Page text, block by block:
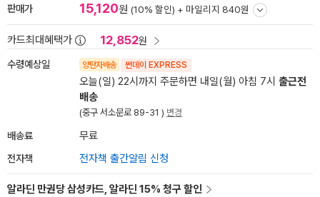
판매가 15,120원 (10% 할인) + 마일리지 840원
카드최대혜택가 12,852원
수령예상일 양탄자배송 썬데이 EXPRESS
오늘(일) 22시까지 주문하면 내일(월) 아침 7시 출근전
배송
(중구 서소문로 89-31 ) 변경
배송료 무료
전자책 전자책 출간알림 신청
알라딘 만권당 삼성카드, 알라딘 15% 청구 할인